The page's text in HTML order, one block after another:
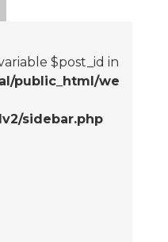
$post_id in
public_html/we
sidebar.php